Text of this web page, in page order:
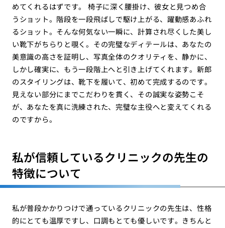
めてくれるはずです。 椅子に深く腰掛け、彼女と見つめ合
うショット。階段を一段飛ばしで駆け上がる、躍動感あふれ
るショット。そんな何気ない一瞬に、計算され尽くした美し
い靴下がちらりと覗く。その完璧なディテールは、あなたの
美意識の高さを証明し、写真全体のクオリティを、静かに、
しかし確実に、もう一段階上へと引き上げてくれます。新郎
のスタイリングは、靴下を履いて、初めて完成するのです。
見えない部分にまでこだわりを貫く、その誠実な姿勢こそ
が、あなたを真に洗練された、完璧な主役へと変えてくれる
のですから。
私が信頼しているクリニックの先生の
特徴について
私が普段かかりつけで通っているクリニックの先生は、性格
的にとても温厚ですし、口調もとても優しいです。きちんと